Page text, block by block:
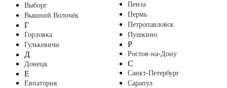
Выборг
Вышний Волочёк
Г
Горловка
Гулькевичи
Д
Донецк
Е
Евпатория
Пенза
Пермь
Петропавловск
Пушкино
Р
Ростов-на-Дону
С
Санкт-Петербург
Сарапул